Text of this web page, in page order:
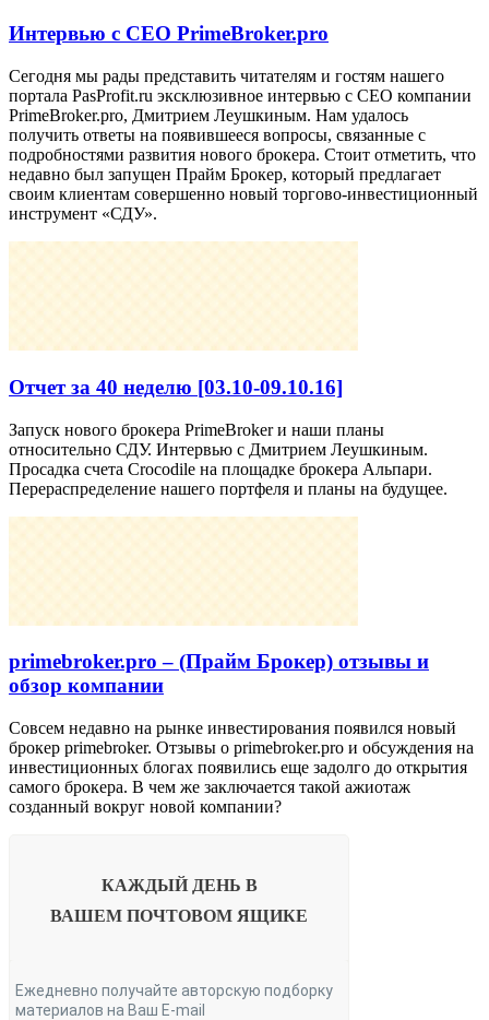
Интервью с СЕО PrimeBroker.pro
Сегодня мы рады представить читателям и гостям нашего
портала PasProfit.ru эксклюзивное интервью с СЕО компании
PrimeBroker.pro, Дмитрием Леушкиным. Нам удалось
получить ответы на появившееся вопросы, связанные с
подробностями развития нового брокера. Стоит отметить, что
недавно был запущен Прайм Брокер, который предлагает
своим клиентам совершенно новый торгово-инвестиционный
инструмент «СДУ».
Отчет за 40 неделю [03.10-09.10.16]
Запуск нового брокера PrimeBroker и наши планы
относительно СДУ. Интервью с Дмитрием Леушкиным.
Просадка счета Crocodile на площадке брокера Альпари.
Перераспределение нашего портфеля и планы на будущее.
primebroker.pro – (Прайм Брокер) отзывы и
обзор компании
Совсем недавно на рынке инвестирования появился новый
брокер primebroker. Отзывы о primebroker.pro и обсуждения на
инвестиционных блогах появились еще задолго до открытия
самого брокера. В чем же заключается такой ажиотаж
созданный вокруг новой компании?
КАЖДЫЙ ДЕНЬ В
ВАШЕМ ПОЧТОВОМ ЯЩИКЕ
Ежедневно получайте авторскую подборку
материалов на Ваш E-mail